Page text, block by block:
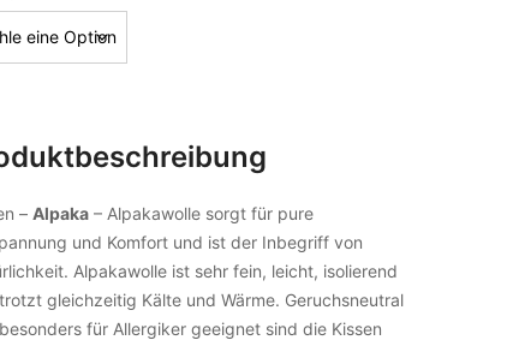
– Alpaka – Alpakawolle sorgt für pure
und Komfort und ist der Inbegriff von
Alpakawolle ist sehr fein, leicht, isolierend
gleichzeitig Kälte und Wärme. Geruchsneutral
für Allergiker geeignet sind die Kissen